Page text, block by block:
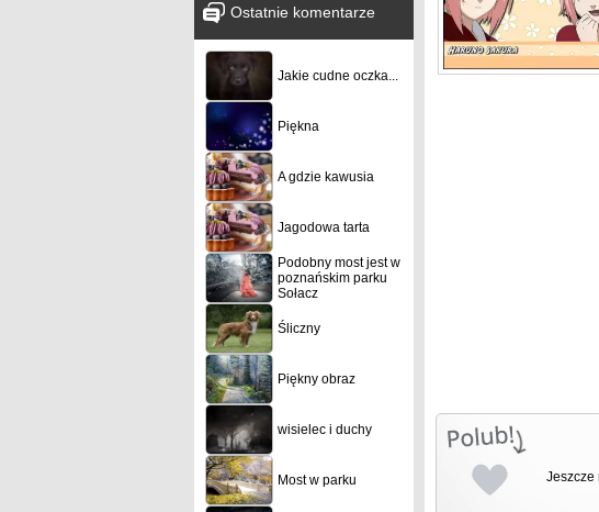
Ostatnie komentarze
Jakie cudne oczka...
Piękna
A gdzie kawusia
Jagodowa tarta
Podobny most jest w
poznańskim parku
Sołacz
Śliczny
Piękny obraz
wisielec i duchy
Most w parku Jeszcze